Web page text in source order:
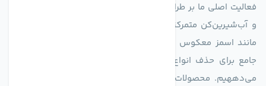
فعالیت اصلی ما بر طراحی و تولید سیستم‌های پیشرفته تصفیه آب
و آب‌شیرین‌کن متمرکز است. ما با بهره‌گیری از فناوری‌های نوین
جامع برای حذف انواع آلاینده‌ها، املاح و نمک از منابع آبی ارائه
می‌دههیم. محصولات ما برای مصارف متنوعی از جمله تأمین آب